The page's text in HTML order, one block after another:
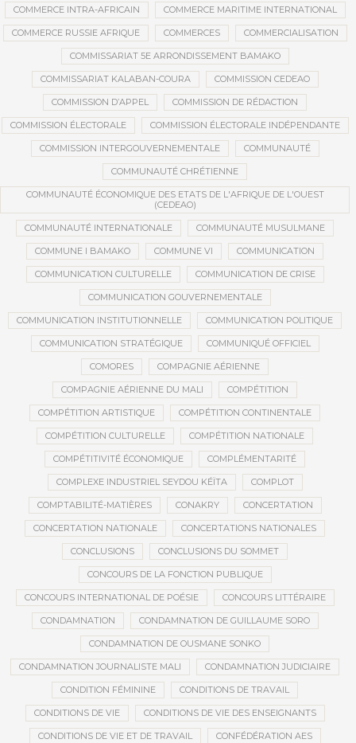
COMMERCE INTRA-AFRICAIN COMMERCE MARITIME INTERNATIONAL
COMMERCE RUSSIE AFRIQUE COMMERCES COMMERCIALISATION
COMMISSARIAT 5E ARRONDISSEMENT BAMAKO
COMMISSARIAT KALABAN-COURA COMMISSION CEDEAO
COMMISSION D’APPEL COMMISSION DE RÉDACTION
COMMISSION ÉLECTORALE COMMISSION ÉLECTORALE INDÉPENDANTE
COMMISSION INTERGOUVERNEMENTALE COMMUNAUTÉ
COMMUNAUTÉ CHRÉTIENNE
COMMUNAUTÉ ÉCONOMIQUE DES ETATS DE L'AFRIQUE DE L'OUEST
(CEDEAO)
COMMUNAUTÉ INTERNATIONALE COMMUNAUTÉ MUSULMANE
COMMUNE I BAMAKO COMMUNE VI COMMUNICATION
COMMUNICATION CULTURELLE COMMUNICATION DE CRISE
COMMUNICATION GOUVERNEMENTALE
COMMUNICATION INSTITUTIONNELLE COMMUNICATION POLITIQUE
COMMUNICATION STRATÉGIQUE COMMUNIQUÉ OFFICIEL
COMORES COMPAGNIE AÉRIENNE
COMPAGNIE AÉRIENNE DU MALI COMPÉTITION
COMPÉTITION ARTISTIQUE COMPÉTITION CONTINENTALE
COMPÉTITION CULTURELLE COMPÉTITION NATIONALE
COMPÉTITIVITÉ ÉCONOMIQUE COMPLÉMENTARITÉ
COMPLEXE INDUSTRIEL SEYDOU KÉÏTA COMPLOT
COMPTABILITÉ-MATIÈRES CONAKRY CONCERTATION
CONCERTATION NATIONALE CONCERTATIONS NATIONALES
CONCLUSIONS CONCLUSIONS DU SOMMET
CONCOURS DE LA FONCTION PUBLIQUE
CONCOURS INTERNATIONAL DE POÉSIE CONCOURS LITTÉRAIRE
CONDAMNATION CONDAMNATION DE GUILLAUME SORO
CONDAMNATION DE OUSMANE SONKO
CONDAMNATION JOURNALISTE MALI CONDAMNATION JUDICIAIRE
CONDITION FÉMININE CONDITIONS DE TRAVAIL
CONDITIONS DE VIE CONDITIONS DE VIE DES ENSEIGNANTS
CONDITIONS DE VIE ET DE TRAVAIL CONFÉDÉRATION AES